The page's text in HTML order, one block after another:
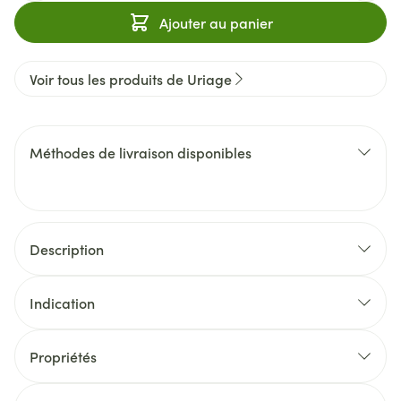
Ajouter au panier
Voir tous les produits de Uriage
Méthodes de livraison disponibles
Description
Indication
Propriétés